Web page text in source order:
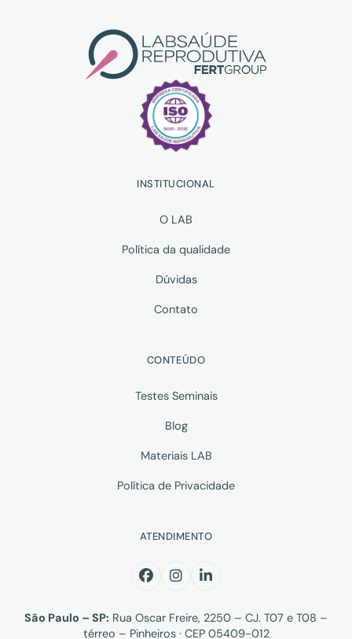
INSTITUCIONAL
O LAB
Política da qualidade
Dúvidas
Contato
CONTEÚDO
Testes Seminais
Blog
Materiais LAB
Política de Privacidade
ATENDIMENTO
São Paulo – SP: Rua Oscar Freire, 2250 – CJ. T07 e T08 –
térreo – Pinheiros · CEP 05409-012